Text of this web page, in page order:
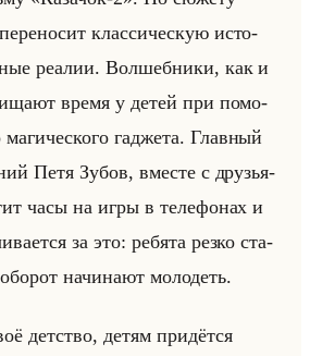
клас­си­че­скую ис­то­
ре­алии. Вол­шеб­ни­ки, как и
время у детей при по­мо­
га­дже­та. Глав­ный
Петя Зубов, вме­сте с дру­зья­
часы на игры в те­ле­фо­нах и
за это: ре­бя­та резко ста­
на­чи­на­ют мо­ло­деть.
дет­ство, детям при­дёт­ся